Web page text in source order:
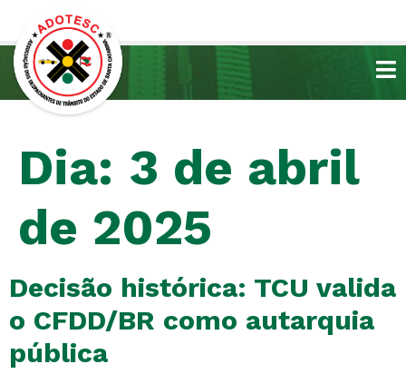
Dia: 3 de abril
de 2025
Decisão histórica: TCU valida
o CFDD/BR como autarquia
pública